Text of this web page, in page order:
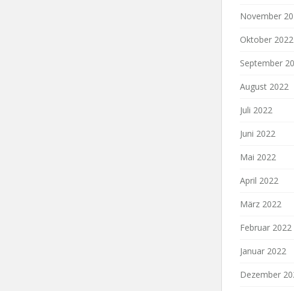
November
Oktober 2022
September
August 2022
Juli 2022
Juni 2022
Mai 2022
April 2022
März 2022
Februar 2022
Januar 2022
Dezember